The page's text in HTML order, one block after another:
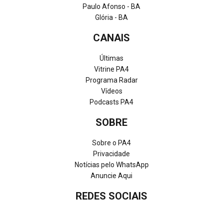
Paulo Afonso - BA
Glória - BA
CANAIS
Últimas
Vitrine PA4
Programa Radar
Vídeos
Podcasts PA4
SOBRE
Sobre o PA4
Privacidade
Notícias pelo WhatsApp
Anuncie Aqui
REDES SOCIAIS